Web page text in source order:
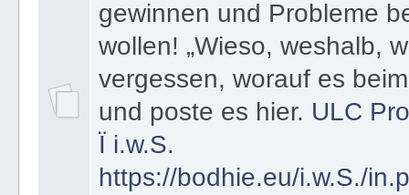
� Fragen stellen
gewinnen und Probleme
wollen! „Wieso, weshalb,
vergessen, worauf es
und poste es hier.
Ïi.w.S.